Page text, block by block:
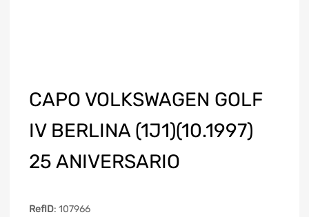
CAPO VOLKSWAGEN GOLF
IV BERLINA (1J1)(10.1997)
25 ANIVERSARIO
RefID: 107966